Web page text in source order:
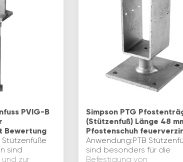
PVIG-B
Bewertung
Stützenfüße
sind
zur
Simpson PTG
(Stützenfuß) Länge 48
Pfostenschuh
Anwendung:PTB
sind besonders für die
Befestigung von